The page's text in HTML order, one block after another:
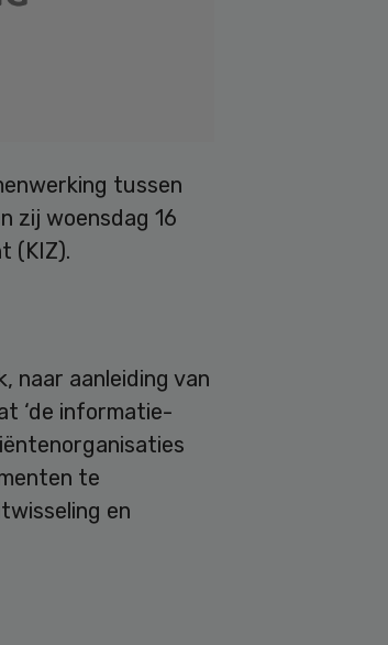
tussen
zij woensdag 16
(KIZ).
naar aanleiding van
‘de informatie-
te
en